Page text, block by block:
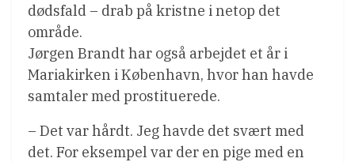
dødsfald – drab på kristne i netop det
område.
Jørgen Brandt har også arbejdet et år i
Mariakirken i København, hvor han havde
samtaler med prostituerede.
– Det var hårdt. Jeg havde det svært med
det. For eksempel var der en pige med en